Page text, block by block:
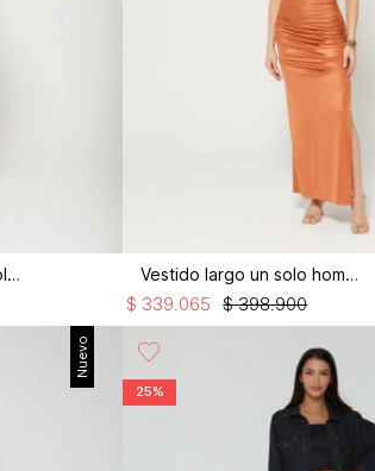
Jean recto tiro medio con pañoleta Vestido largo un solo hombro
$ 398.900
$ 339.065
Nuevo
25%